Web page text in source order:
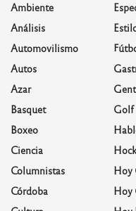
Ambiente
Análisis
Automovilismo
Autos
Azar
Basquet
Boxeo
Ciencia
Columnistas
Córdoba
Golf
Hoy
Hoy